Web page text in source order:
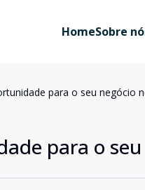
HomeSobre
para o seu negócio
para o